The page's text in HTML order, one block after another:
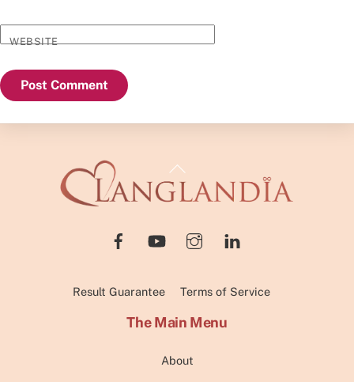
WEBSITE
Back
To
Top
Result Guarantee Terms of Service
The Main Menu
About